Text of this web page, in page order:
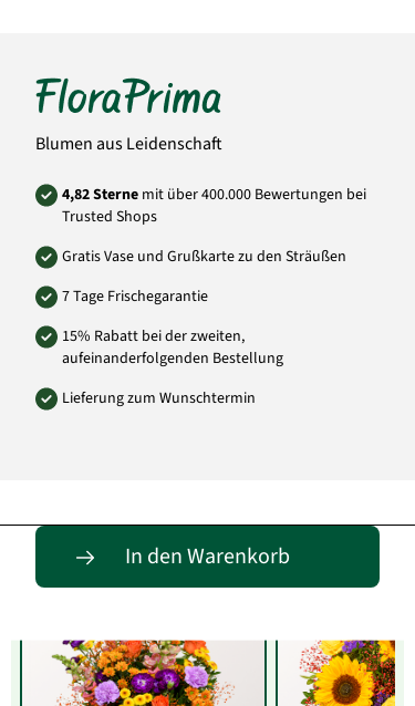
info@floraprima.de
Art.-Nr.: 2142
Blumen aus Leidenschaft
4,82 Sterne mit über 400.000 Bewertungen bei
Trusted Shops
Gratis Vase und Grußkarte zu den Sträußen
7 Tage Frischegarantie
15% Rabatt bei der zweiten,
aufeinanderfolgenden Bestellung
Lieferung zum Wunschtermin
In den Warenkorb
Entdecke passende Alternativen